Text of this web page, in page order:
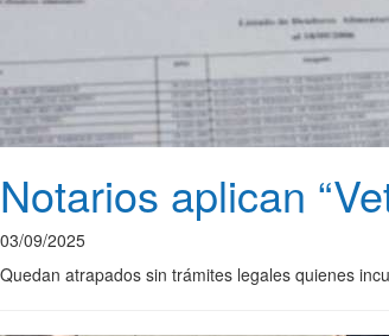
Notarios aplican
03/09/2025
Quedan atrapados sin trámites legales quienes